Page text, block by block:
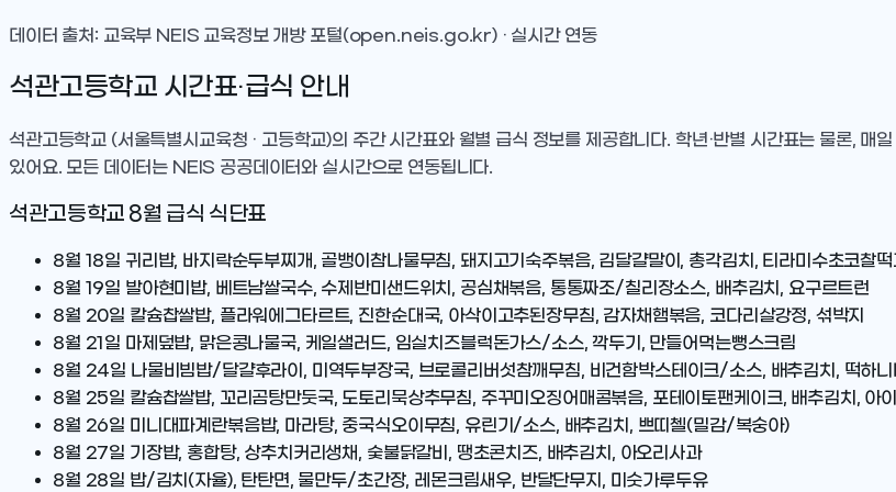
데이터 출처: 교육부 NEIS 교육정보 개방 포털(open.neis.go.kr) · 실시간 연동
석관고등학교 시간표·급식 안내
석관고등학교 (서울특별시교육청 · 고등학교)의 주간 시간표와 월별 급식 정보를 제공합니다. 학년·반별 시간표는 물론, 매
있어요. 모든 데이터는 NEIS 공공데이터와 실시간으로 연동됩니다.
석관고등학교 8월 급식 식단표
8월 18일 귀리밥, 바지락순두부찌개, 골뱅이참나물무침, 돼지고기숙주볶음, 김달걀말이, 총각김치, 티라미수초코찰떡
8월 19일 발아현미밥, 베트남쌀국수, 수제반미샌드위치, 공심채볶음, 통통짜조/칠리장소스, 배추김치, 요구르트런
8월 20일 칼슘찹쌀밥, 플라워에그타르트, 진한순대국, 아삭이고추된장무침, 감자채햄볶음, 코다리살강정, 섞박지
8월 21일 마제덮밥, 맑은콩나물국, 케일샐러드, 임실치즈블럭돈가스/소스, 깍두기, 만들어먹는뻥스크림
8월 24일 나물비빔밥/달걀후라이, 미역두부장국, 브로콜리버섯참깨무침, 비건함박스테이크/소스, 배추김치, 떡하
8월 25일 칼슘찹쌀밥, 꼬리곰탕만둣국, 도토리묵상추무침, 주꾸미오징어매콤볶음, 포테이토팬케이크, 배추김치, 아
8월 26일 미니대파계란볶음밥, 마라탕, 중국식오이무침, 유린기/소스, 배추김치, 쁘띠첼(밀감/복숭아)
8월 27일 기장밥, 홍합탕, 상추치커리생채, 숯불닭갈비, 땡초콘치즈, 배추김치, 아오리사과
8월 28일 밥/김치(자율), 탄탄면, 물만두/초간장, 레몬크림새우, 반달단무지, 미숫가루두유